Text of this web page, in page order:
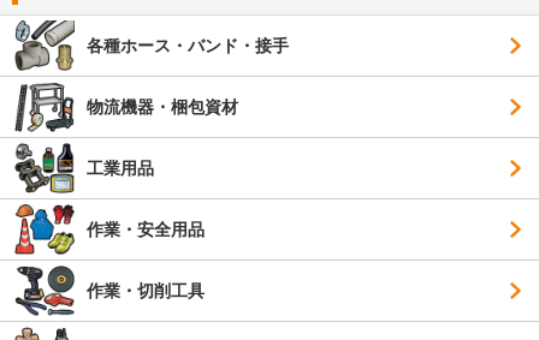
各種ホース・バンド・接手
物流機器・梱包資材
工業用品
作業・安全用品
作業・切削工具